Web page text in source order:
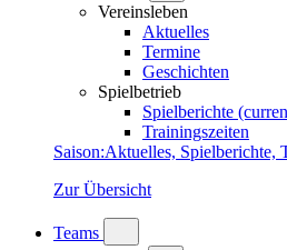
Vereinsleben
Aktuelles
Termine
Geschichten
Spielbetrieb
Spielberichte
Trainingszeiten
Saison:Aktuelles, Spielberichte,
Zur Übersicht
Teams